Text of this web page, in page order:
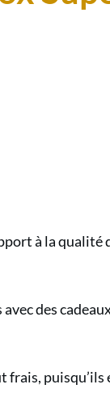
à la qualité
des
frais,